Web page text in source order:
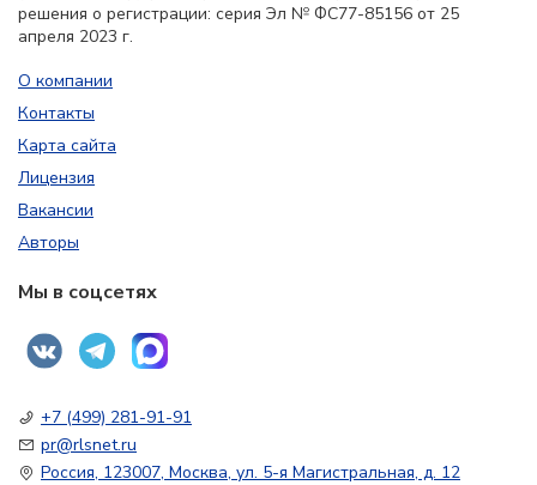
решения о регистрации: серия Эл № ФС77-85156 от 25
апреля 2023 г.
О компании
Контакты
Карта сайта
Лицензия
Вакансии
Авторы
Мы в соцсетях
+7 (499) 281-91-91
pr@rlsnet.ru
Россия, 123007, Москва, ул. 5-я Магистральная, д. 12